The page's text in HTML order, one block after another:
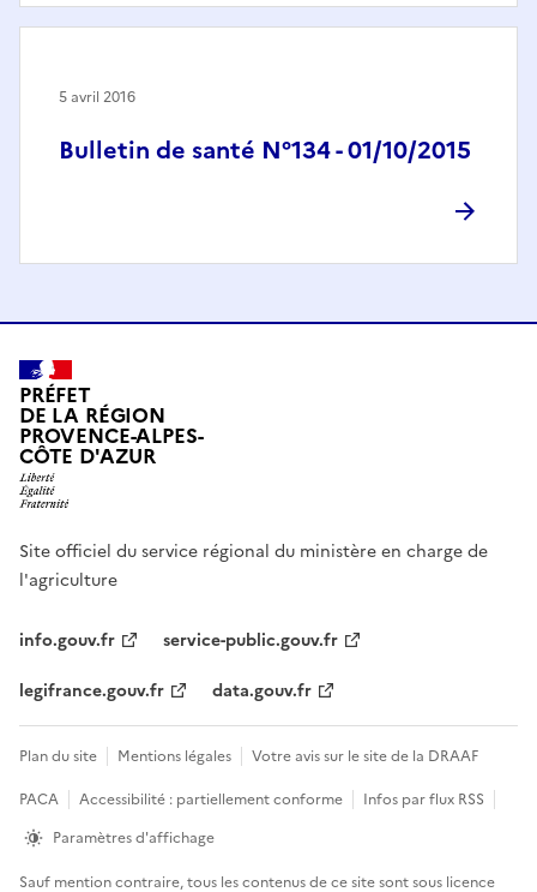
Bulletin de santé N°134 - 01/10/2015
5 avril 2016
PRÉFET
DE LA RÉGION
PROVENCE-ALPES-
CÔTE D'AZUR
Site officiel du service régional du ministère en charge de
l'agriculture
info.gouv.fr
service-public.gouv.fr
legifrance.gouv.fr
data.gouv.fr
Plan du site Mentions légales
Votre avis sur le site de la DRAAF
PACA
Accessibilité : partiellement conforme
Infos par flux RSS
Paramètres d'affichage
Sauf mention contraire, tous les contenus de ce site sont sous licence